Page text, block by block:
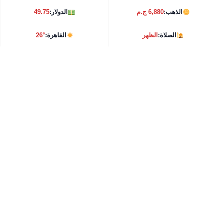
الذهب:6,880 ج.م الدولار:49.75
الصلاة:الظهر القاهرة:26°